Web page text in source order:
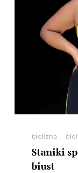
Categories
bielizna
Staniki
biust